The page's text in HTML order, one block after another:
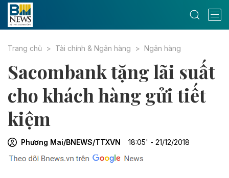
Trang chủ Tài chính & Ngân hàng Ngân hàng
Sacombank tặng lãi suất
cho khách hàng gửi tiết
kiệm
Phương Mai/BNEWS/TTXVN 18:05' - 21/12/2018